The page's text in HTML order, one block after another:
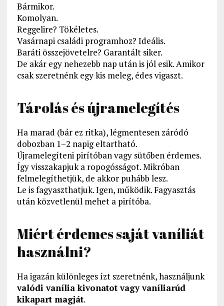
Bármikor.
Komolyan.
Reggelire? Tökéletes.
Vasárnapi családi programhoz? Ideális.
Baráti összejövetelre? Garantált siker.
De akár egy nehezebb nap után is jól esik. Amikor
csak szeretnénk egy kis meleg, édes vigaszt.
Tárolás és újramelegítés
Ha marad (bár ez ritka), légmentesen záródó
dobozban 1–2 napig eltartható.
Újramelegíteni pirítóban vagy sütőben érdemes.
Így visszakapjuk a ropogósságot. Mikróban
felmelegíthetjük, de akkor puhább lesz.
Le is fagyaszthatjuk. Igen, működik. Fagyasztás
után közvetlenül mehet a pirítóba.
Miért érdemes saját vaníliát
használni?
Ha igazán különleges ízt szeretnénk, használjunk
valódi vanília kivonatot vagy vaníliarúd
kikapart magját.